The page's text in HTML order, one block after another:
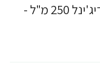
סרינה קיי תחליב גוף אוריג'ינל 250 מ"ל -